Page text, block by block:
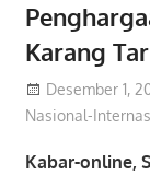
Karang
Desember 1,
Nasional-
Kabar-online,